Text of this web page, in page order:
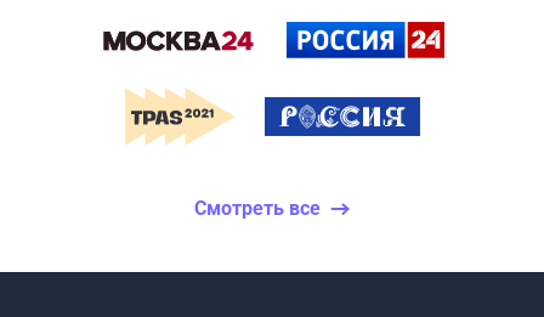
Смотреть все